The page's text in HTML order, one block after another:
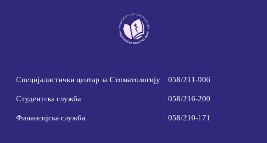
Специјалистички центар за Стоматологију 058/211-906
Студентска служба 058/216-200
Финансијска служба 058/210-171